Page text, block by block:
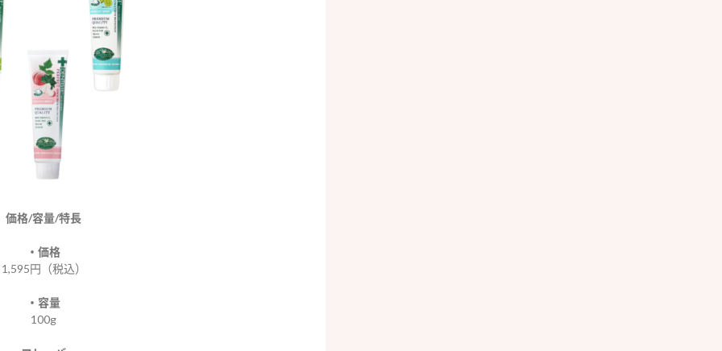
価格/容量/特長
・価格
1,595円（税込）
・ 容量
100g